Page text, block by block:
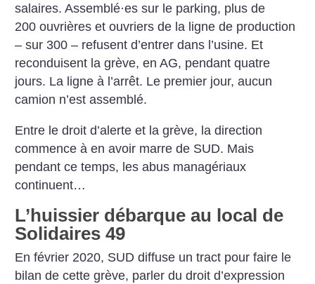
salaires. Assemblé·es sur le parking, plus de
200 ouvrières et ouvriers de la ligne de production
– sur 300 – refusent d’entrer dans l’usine. Et
reconduisent la grève, en AG, pendant quatre
jours. La ligne à l’arrêt. Le premier jour, aucun
camion n’est assemblé.
Entre le droit d’alerte et la ­grève, la direction
commence à en avoir marre de SUD. Mais
pendant ce temps, les abus managériaux
continuent…
L’huissier débarque au local de
Solidaires 49
En février 2020, SUD diffuse un tract pour faire le
bilan de cette grève, parler du droit d’expression